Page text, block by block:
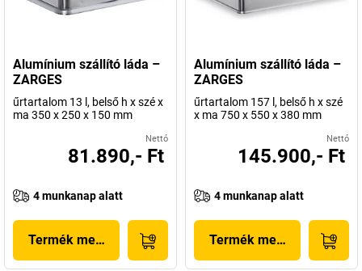
Alumínium szállító láda –
ZARGES
űrtartalom 13 l, belső h x szé x
ma 350 x 250 x 150 mm
Nettó
81.890,- Ft
4 munkanap alatt
Termék megjelenítése
Alumínium szállító láda –
ZARGES
űrtartalom 157 l, belső h x szé
x ma 750 x 550 x 380 mm
Nettó
145.900,- Ft
4 munkanap alatt
Termék megjelenítése